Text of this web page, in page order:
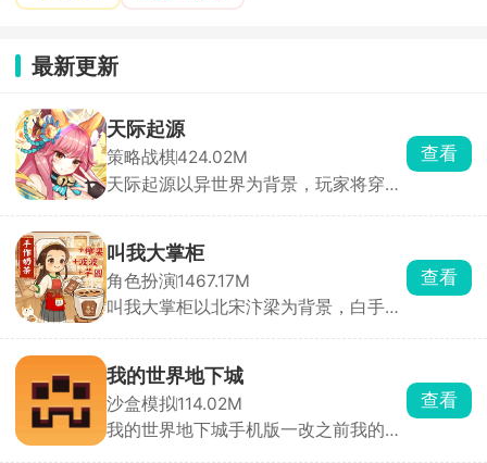
最新更新
天际起源
策略战棋424.02M
天际起源以异世界为背景，玩家将穿越
用精致的二次元卡通画风，打造出沉浸
式奇幻体验。玩家可自由收集数百位特
色角色，通过策略搭配组建专属梦幻阵
容，体验深度养成乐趣。丰富的主线剧
查看
叫我大掌柜
角色扮演1467.17M
叫我大掌柜以北宋汴梁为背景，白手起
的商业巨头。从最基础的钱庄、包子铺
开始，逐步解锁医馆、客栈、当铺、书
局、香店、镖局等几十种店铺，最终称
霸商界。
查看
我的世界地下城
沙盒模拟114.02M
我的世界地下城手机版一改之前我的世
查看